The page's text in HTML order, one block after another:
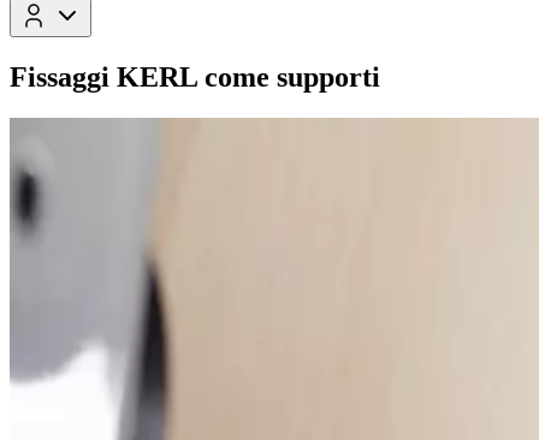
Fissaggi KERL come supporti